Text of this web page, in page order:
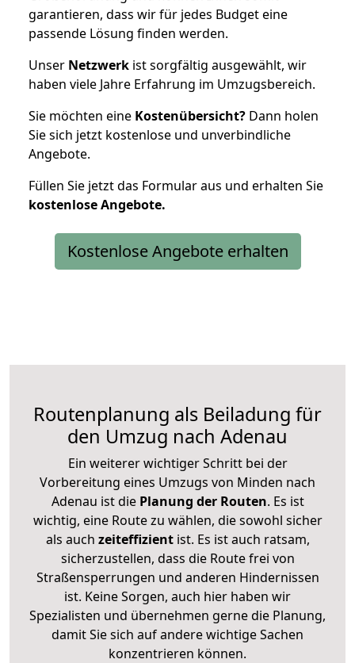
garantieren, dass wir für jedes Budget eine
passende Lösung finden werden.
Unser Netzwerk ist sorgfältig ausgewählt, wir
haben viele Jahre Erfahrung im Umzugsbereich.
Sie möchten eine Kostenübersicht? Dann holen
Sie sich jetzt kostenlose und unverbindliche
Angebote.
Füllen Sie jetzt das Formular aus und erhalten Sie
kostenloseAngebote.
Kostenlose Angebote erhalten
Routenplanung als Beiladung für
den Umzug nach Adenau
Ein weiterer wichtiger Schritt bei der
Vorbereitung eines Umzugs von Minden nach
Adenau ist diePlanung der Routen. Es ist
wichtig, eine Route zu wählen, die sowohl sicher
als auch zeiteffizientist. Es ist auch ratsam,
sicherzustellen, dass die Route frei von
Straßensperrungen und anderen Hindernissen
ist. Keine Sorgen, auch hier haben wir
Spezialisten und übernehmen gerne die Planung,
damit Sie sich auf andere wichtige Sachen
konzentrieren können.